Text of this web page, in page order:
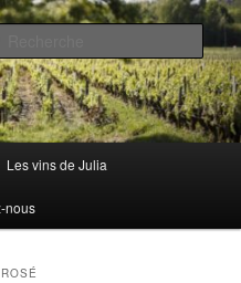
Les vins de Julia
nous